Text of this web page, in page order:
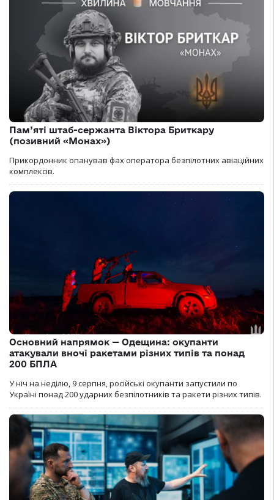
Пам’яті штаб-сержанта Віктора Бриткару
(позивний «Монах»)
Прикордонник опанував фах оператора безпілотних авіаційних
комплексів.
Основний напрямок — Одещина: окупанти
атакували вночі ракетами різних типів та понад
200 БПЛА
У ніч на неділю, 9 серпня, російські окупанти запустили по
Україні понад 200 ударних безпілотників та ракети різних типів.